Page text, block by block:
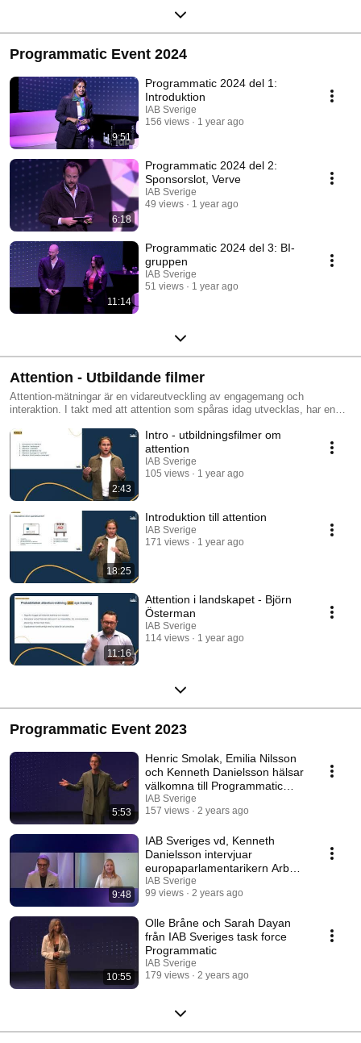
Programmatic Event 2024
9:51
Programmatic 2024 del 1:
Introduktion
IAB Sverige
156 views
1 year ago
6:18
Programmatic 2024 del 2:
Sponsorslot, Verve
IAB Sverige
49 views
1 year ago
11:14
Programmatic 2024 del 3: BI-
gruppen
IAB Sverige
51 views
1 year ago
Attention - Utbildande filmer
Attention-mätningar är en vidareutveckling av engagemang och
interaktion. I takt med att attention som spåras idag utvecklas, har en
attention är och hur den bör se ut. Många leverantörer utforskar olika
alternativ för att hitta sin plats och strategi i dess framväxt. Resultatet är
en omfattande, komplex och fragmenterad arena där aktörer försvarar sin
position, sitt värdeerbjudande och sina data. Medieuppmärksamhet
kommer med olika användningsområden, förmågor, komponenter,
metoder och lösningar. Det är avgörande att förstå metoder och förmågor
för att förstå hur de olika lösningarna kan användas och jämföras. IAB
Sveriges Task Force Insikt & Analys har under 2024 producerat
utbildande filmer om attention. Ta del av dem här:
2:43
Intro - utbildningsfilmer om
attention
IAB Sverige
105 views
1 year ago
18:25
Introduktion till attention
IAB Sverige
171 views
1 year ago
11:16
Attention i landskapet - Björn
Österman
IAB Sverige
114 views
1 year ago
Programmatic Event 2023
5:53
Henric Smolak, Emilia Nilsson
och Kenneth Danielsson hälsar
välkomna till Programmatic
Event 2023!
IAB Sverige
157 views
2 years ago
9:48
IAB Sveriges vd, Kenneth
Danielsson intervjuar
europaparlamentarikern Arba
Kokalari
IAB Sverige
99 views
2 years ago
10:55
Olle Bråne och Sarah Dayan
från IAB Sveriges task force
Programmatic
IAB Sverige
179 views
2 years ago